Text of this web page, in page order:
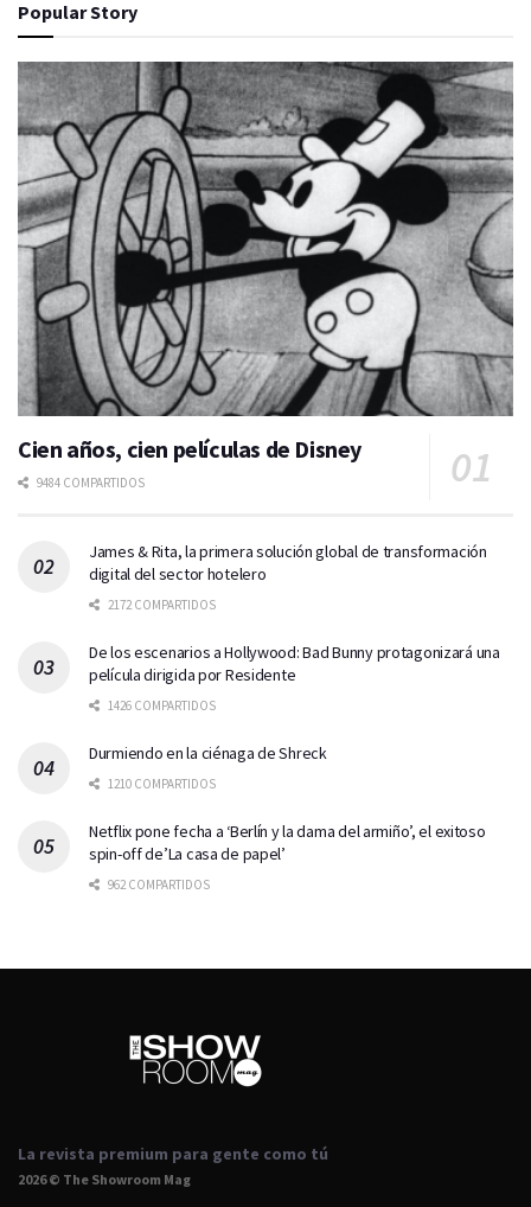
Popular Story
Cien años, cien películas de Disney
9484 COMPARTIDOS
James & Rita, la primera solución global de transformación
digital del sector hotelero
2172 COMPARTIDOS
De los escenarios a Hollywood: Bad Bunny protagonizará una
película dirigida por Residente
1426 COMPARTIDOS
Durmiendo en la ciénaga de Shreck
1210 COMPARTIDOS
Netflix pone fecha a ‘Berlín y la dama del armiño’, el exitoso
spin-off de’La casa de papel’
962 COMPARTIDOS
La revista premium para gente como tú
2026 © The Showroom Mag